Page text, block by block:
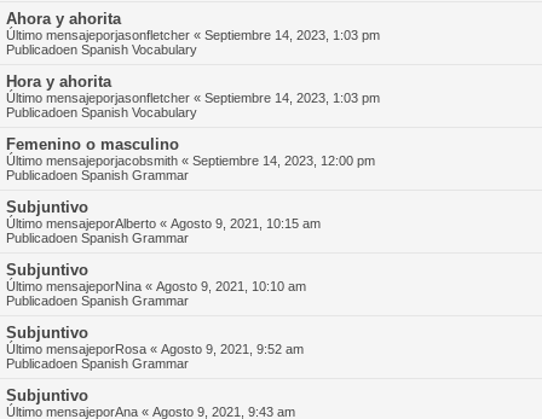
Ahora y ahorita
Último mensajeporjasonfletcher « Septiembre 14, 2023, 1:03 pm
Publicadoen Spanish Vocabulary
Hora y ahorita
Último mensajeporjasonfletcher « Septiembre 14, 2023, 1:03 pm
Publicadoen Spanish Vocabulary
Femenino o masculino
Último mensajeporjacobsmith « Septiembre 14, 2023, 12:00 pm
Publicadoen Spanish Grammar
Subjuntivo
Último mensajeporAlberto « Agosto 9, 2021, 10:15 am
Publicadoen Spanish Grammar
Subjuntivo
Último mensajeporNina « Agosto 9, 2021, 10:10 am
Publicadoen Spanish Grammar
Subjuntivo
Último mensajeporRosa « Agosto 9, 2021, 9:52 am
Publicadoen Spanish Grammar
Subjuntivo
Último mensajeporAna « Agosto 9, 2021, 9:43 am